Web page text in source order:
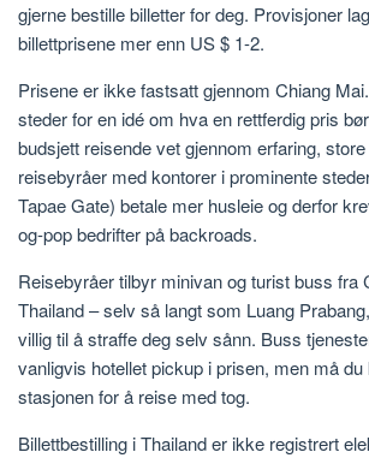
gjerne bestille billetter for deg. Provisjoner
billettprisene mer enn US $ 1-2.
Prisene er ikke fastsatt gjennom Chiang
steder for en idé om hva en rettferdig pris
budsjett reisende vet gjennom erfaring,
reisebyråer med kontorer i prominente
Tapae Gate) betale mer husleie og derfor
og-pop bedrifter på backroads.
Reisebyråer tilbyr minivan og turist buss fra
Thailand – selv så langt som Luang
villig til å straffe deg selv sånn. Buss
vanligvis hotellet pickup i prisen, men må
stasjonen for å reise med tog.
Billettbestilling i Thailand er ikke registrert